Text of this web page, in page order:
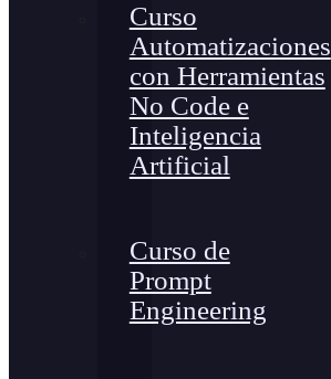
Curso
Automatizaciones
con Herramientas
No Code e
Inteligencia
Artificial
Curso de
Prompt
Engineering